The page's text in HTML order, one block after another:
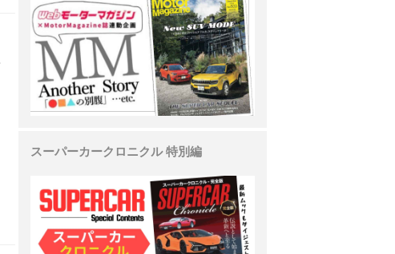
スーパーカークロニクル 特別編